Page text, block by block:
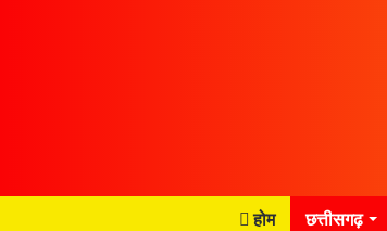
होम छत्तीसगढ़